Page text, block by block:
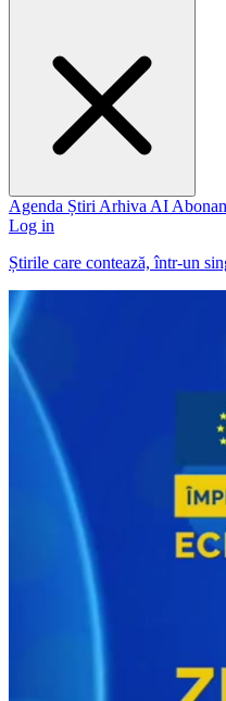
Agenda Știri Arhiva AI
Log in
Știrile care contează, într-un